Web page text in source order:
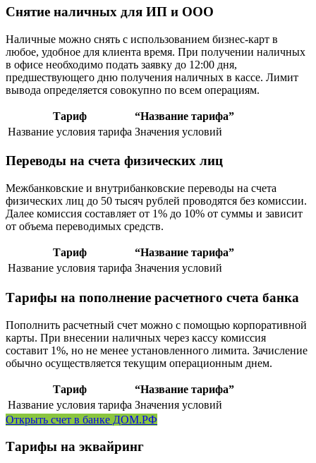
Снятие наличных для ИП и ООО
Наличные можно снять с использованием бизнес-карт в
любое, удобное для клиента время. При получении наличных
в офисе необходимо подать заявку до 12:00 дня,
предшествующего дню получения наличных в кассе. Лимит
вывода определяется совокупно по всем операциям.
Тариф
“Название тарифа”
Название условия тарифа Значения условий
Переводы на счета физических лиц
Межбанковские и внутрибанковские переводы на счета
физических лиц до 50 тысяч рублей проводятся без комиссии.
Далее комиссия составляет от 1% до 10% от суммы и зависит
от объема переводимых средств.
Тариф
“Название тарифа”
Название условия тарифа Значения условий
Тарифы на пополнение расчетного счета банка
Пополнить расчетный счет можно с помощью корпоративной
карты. При внесении наличных через кассу комиссия
составит 1%, но не менее установленного лимита. Зачисление
обычно осуществляется текущим операционным днем.
Тариф
“Название тарифа”
Название условия тарифа Значения условий
Открыть счет в банке ДОМ.РФ
Тарифы на эквайринг